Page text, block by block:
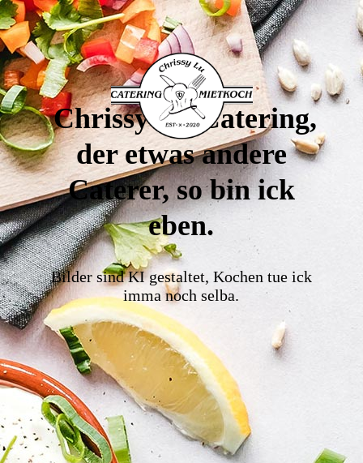
Chrissy Lu Catering,
der etwas andere
Caterer, so bin ick
eben.
Bilder sind KI gestaltet, Kochen tue ick
imma noch selba.